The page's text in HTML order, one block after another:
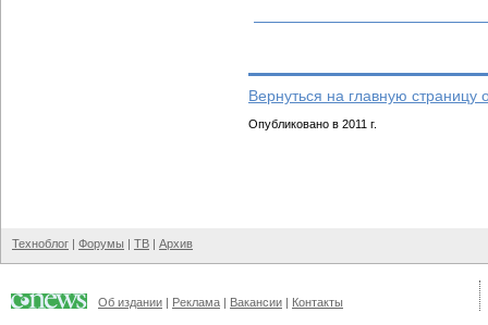
Вернуться на главную страницу
Опубликовано в 2011 г.
Техноблог | Форумы | ТВ | Архив
Об издании | Реклама | Вакансии | Контакты